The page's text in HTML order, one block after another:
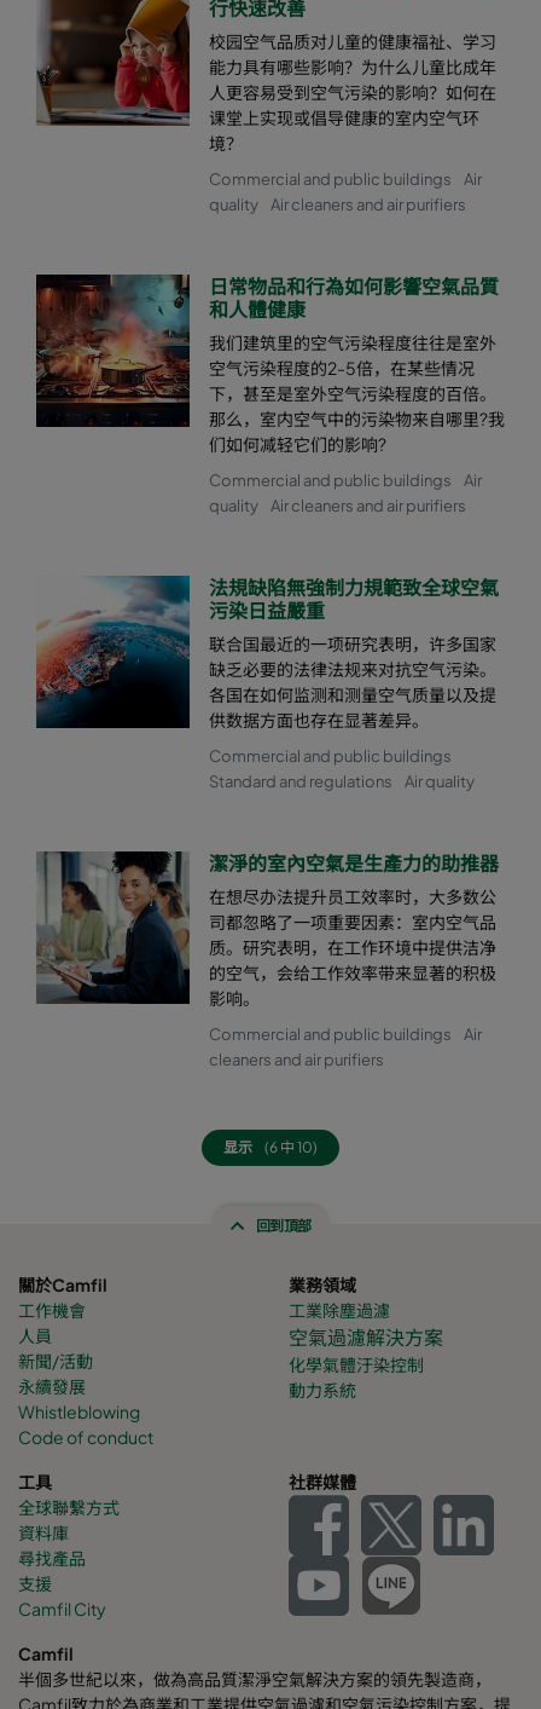
行快速改善
校园空气品质对儿童的健康福祉、学习
能力具有哪些影响？为什么儿童比成年
人更容易受到空气污染的影响？如何在
课堂上实现或倡导健康的室内空气环
境？
Commercial and public buildings
Air
quality
Air cleaners and air purifiers
日常物品和行為如何影響空氣品質
和人體健康
我们建筑里的空气污染程度往往是室外
空气污染程度的2-5倍，在某些情况
下，甚至是室外空气污染程度的百倍。
那么，室内空气中的污染物来自哪里?我
们如何减轻它们的影响?
Commercial and public buildings
Air
quality
Air cleaners and air purifiers
法規缺陷無強制力規範致全球空氣
污染日益嚴重
联合国最近的一项研究表明，许多国家
缺乏必要的法律法规来对抗空气污染。
各国在如何监测和测量空气质量以及提
供数据方面也存在显著差异。
Commercial and public buildings
Standard and regulations
Air quality
潔淨的室內空氣是生產力的助推器
在想尽办法提升员工效率时，大多数公
司都忽略了一项重要因素：室内空气品
质。研究表明，在工作环境中提供洁净
的空气，会给工作效率带来显著的积极
影响。
Commercial and public buildings
Air
cleaners and air purifiers
显示 (6 中 10)
回到頂部
關於Camfil
工作機會
人員
新聞/活動
永續發展
Whistleblowing
Code of conduct
業務領域
工業除塵過濾
空氣過濾解決方案
化學氣體汙染控制
動力系統
工具
全球聯繫方式
資料庫
尋找產品
支援
Camfil City
社群媒體
Camfil
半個多世紀以來，做為高品質潔淨空氣解決方案的領先製造商，
Camfil致力於為商業和工業提供空氣過濾和空氣污染控制方案，提